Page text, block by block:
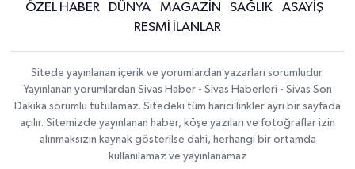
ÖZEL HABER
DÜNYA MAGAZİN SAĞLIK
ASAYİŞ
RESMİ İLANLAR
Sitede yayınlanan içerik ve yorumlardan yazarları sorumludur.
Yayınlanan yorumlardan Sivas Haber - Sivas Haberleri - Sivas Son
Dakika sorumlu tutulamaz. Sitedeki tüm harici linkler ayrı bir sayfada
açılır. Sitemizde yayınlanan haber, köşe yazıları ve fotoğraflar izin
alınmaksızın kaynak gösterilse dahi, herhangi bir ortamda
kullanılamaz ve yayınlanamaz